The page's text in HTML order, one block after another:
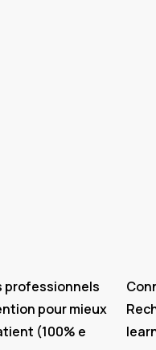
professionnels
pour mieux
(100% e